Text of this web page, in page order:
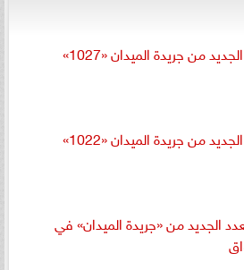
من جريدة الميدان «1027»
من جريدة الميدان «1022»
الجديد من «جريدة الميدان» في